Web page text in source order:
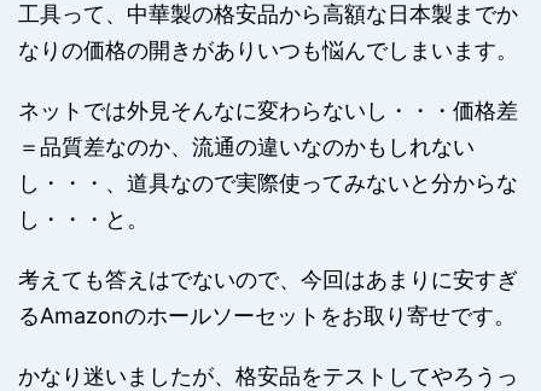
工具って、中華製の格安品から高額な日本製までか
なりの価格の開きがありいつも悩んでしまいます。
ネットでは外見そんなに変わらないし・・・価格差
＝品質差なのか、流通の違いなのかもしれない
し・・・、道具なので実際使ってみないと分からな
し・・・と。
考えても答えはでないので、今回はあまりに安すぎ
るAmazonのホールソーセットをお取り寄せです。
かなり迷いましたが、格安品をテストしてやろうっ